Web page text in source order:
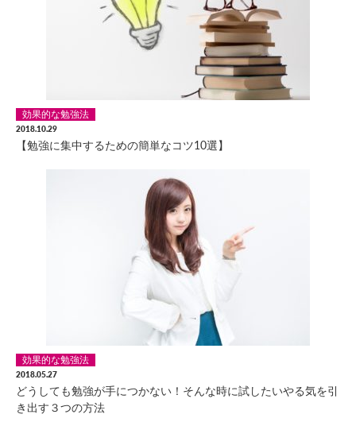
効果的な勉強法
2018.10.29
【勉強に集中するための簡単なコツ10選】
効果的な勉強法
2018.05.27
どうしても勉強が手につかない！そんな時に試したいやる気を引
き出す３つの方法